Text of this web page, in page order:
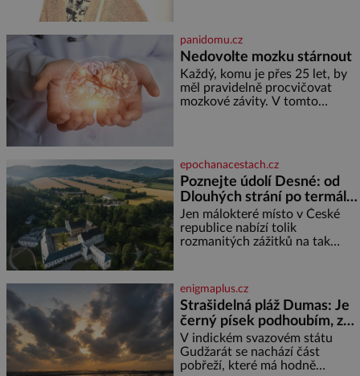
častěji mluví o svém odchodu.
Dohnala ji snad samota? Půs
panidomu.cz
Nedovolte mozku stárnout
Každý, komu je přes 25 let, by
měl pravidelně procvičovat
mozkové závity. V tomto
marně v paměti lovíte název
knížky, kterou jste nedávno
přečetli. Je to opravdu tak, s
věkem jako kdyby se paměť
rozhodla stávkovat. Cvičte
epochanacestach.cz
Poznejte údolí Desné: od
Dlouhých strání po termální
prameny
Jen málokteré místo v České
republice nabízí tolik
rozmanitých zážitků na tak
jediného dne můžete
nahlédnout do útrob jedné z
nejvýznamnějších vodních
elektráren v Evropě, vydat se na
horské hřebeny, projet se na
koloběžce a den zakončit
poznáváním památek ve
enigmaplus.cz
Strašidelná pláž Dumas: Je
černý písek podhoubím, ze
kterého roste zlo?
V indickém svazovém státu
Gudžarát se nachází část
pobřeží, které má hodně